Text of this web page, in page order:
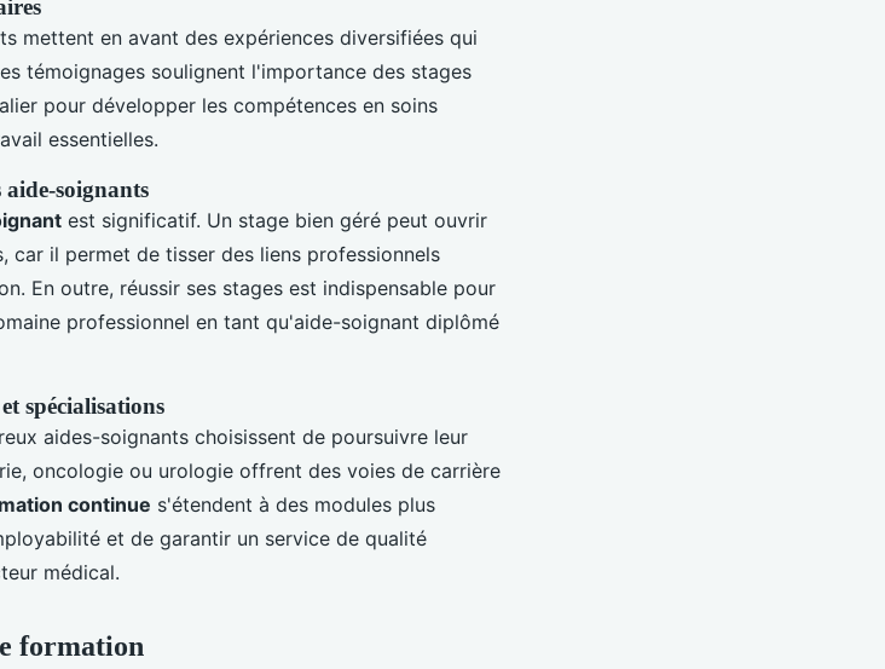
mettent en avant des expériences diversifiées qui
témoignages soulignent l'importance des stages
pour développer les compétences en soins
essentielles.
aide-soignants
est significatif. Un stage bien géré peut ouvrir
car il permet de tisser des liens professionnels
En outre, réussir ses stages est indispensable pour
professionnel en tant qu'aide-soignant diplômé
spécialisations
aides-soignants choisissent de poursuivre leur
oncologie ou urologie offrent des voies de carrière
continue s'étendent à des modules plus
et de garantir un service de qualité
médical.
formation